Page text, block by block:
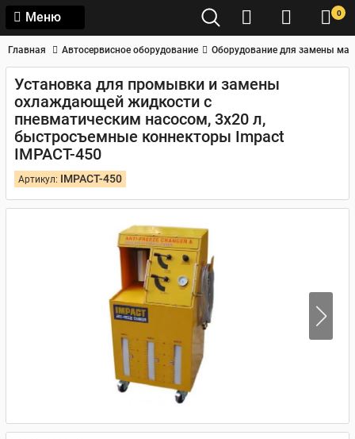
Меню 0
Главная Автосервисное оборудование Оборудование для замены
Установка для промывки и замены
охлаждающей жидкости с
пневматическим насосом, 3x20 л,
быстросъемные коннекторы Impact
IMPACT-450
Артикул: IMPACT-450